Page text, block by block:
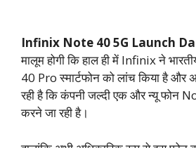
Infinix Note 40 5G Launch
मालूम होगी कि हाल ही में Infinix ने
40 Pro स्मार्टफोन को लांच किया है और
रही है कि कंपनी जल्दी एक और न्यू फोन
करने जा रही है।